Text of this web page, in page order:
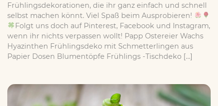
Frühlingsdekorationen, die ihr ganz einfach und schnell
selbst machen könnt. Viel Spaß beim Ausprobieren!
Folgt uns doch auf Pinterest, Facebook und Instagram,
wenn ihr nichts verpassen wollt! Papp Ostereier Wachs
Hyazinthen Frühlingsdeko mit Schmetterlingen aus
Papier Dosen Blumentöpfe Frühlings -Tischdeko […]